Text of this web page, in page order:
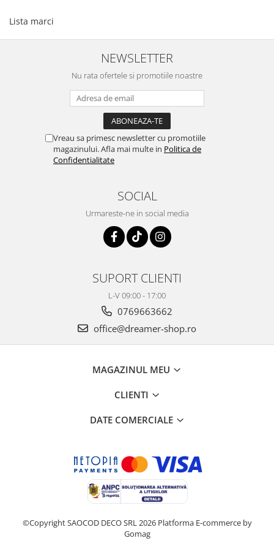
Lista marci
NEWSLETTER
Nu rata ofertele si promotiile noastre
Vreau sa primesc newsletter cu promotiile
magazinului. Afla mai multe in Politica de
Confidentialitate
SOCIAL
Urmareste-ne in social media
SUPORT CLIENTI
L-V 09:00 - 17:00
0769663662
office@dreamer-shop.ro
MAGAZINUL MEU
CLIENTI
DATE COMERCIALE
©Copyright SAOCOD DECO SRL 2026 Platforma E-commerce by
Gomag